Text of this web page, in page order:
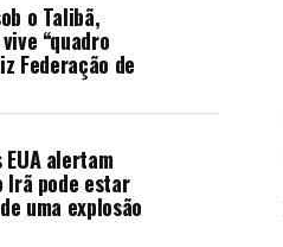
o Talibã,
“quadro
Federação de
alertam
Irã pode estar
uma explosão